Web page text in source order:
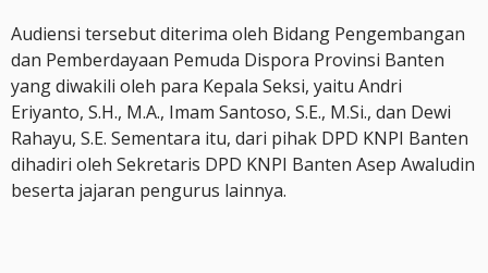
Audiensi tersebut diterima oleh Bidang Pengembangan
dan Pemberdayaan Pemuda Dispora Provinsi Banten
yang diwakili oleh para Kepala Seksi, yaitu Andri
Eriyanto, S.H., M.A., Imam Santoso, S.E., M.Si., dan Dewi
Rahayu, S.E. Sementara itu, dari pihak DPD KNPI Banten
dihadiri oleh Sekretaris DPD KNPI Banten Asep Awaludin
beserta jajaran pengurus lainnya.